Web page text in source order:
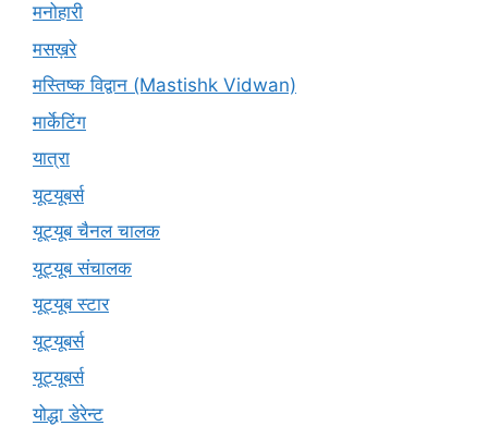
मनोहारी
मसख़रे
मस्तिष्क विद्वान (Mastishk Vidwan)
मार्केटिंग
यात्रा
यूटयूबर्स
यूट्यूब चैनल चालक
यूट्यूब संचालक
यूट्यूब स्टार
यूट्यूबर्स
यूट्‍यूबर्स
योद्धा डेरेन्ट